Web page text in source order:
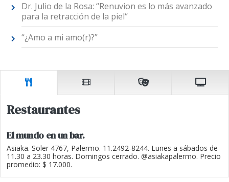
Dr. Julio de la Rosa: “Renuvion es lo más avanzado
para la retracción de la piel“
“¿Amo a mi amo(r)?”
Restaurantes
El mundo en un bar.
Asiaka. Soler 4767, Palermo. 11.2492-8244. Lunes a sábados de
11.30 a 23.30 horas. Domingos cerrado. @asiakapalermo. Precio
promedio: $ 17.000.